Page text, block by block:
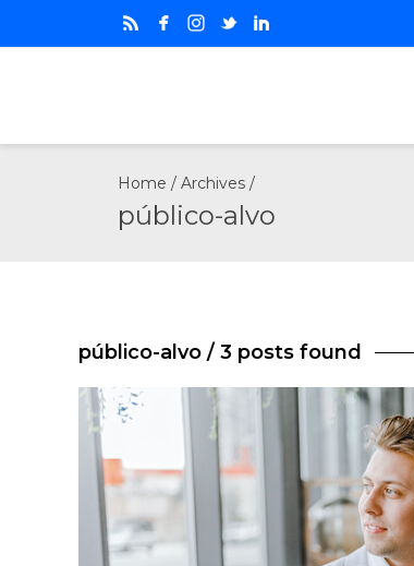
Home / Archives /
público-alvo
público-alvo / 3 posts found